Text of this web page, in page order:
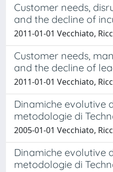
Customer needs,
and the decline of
2011-01-01 Vecchiato,
Customer needs,
and the decline of
2011-01-01 Vecchiato,
Dinamiche evolutive
metodologie di
2005-01-01 Vecchiato,
Dinamiche evolutive
metodologie di